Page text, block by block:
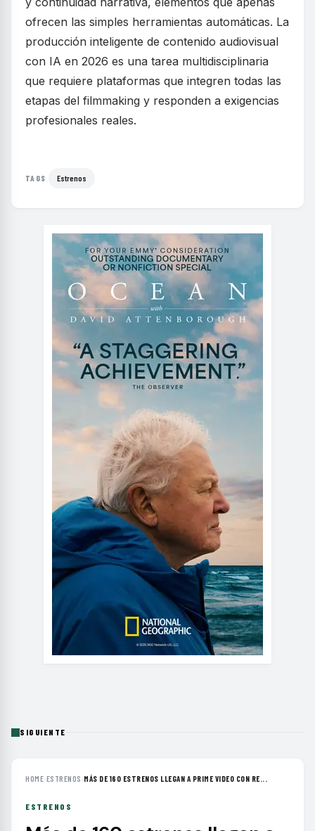
ofrecen las simples herramientas automáticas. La
producción inteligente de contenido audiovisual
con IA en 2026 es una tarea multidisciplinaria
que requiere plataformas que integren todas las
etapas del filmmaking y responden a exigencias
profesionales reales.
TAGS Estrenos
SIGUIENTE
HOME›ESTRENOS ›MÁS DE 160 ESTRENOS LLEGAN A PRIME VIDEO CON RE...
ESTRENOS